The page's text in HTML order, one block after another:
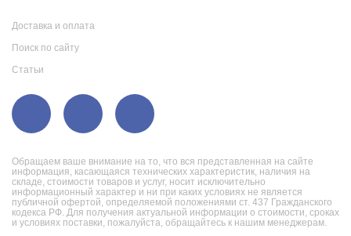
Обращаем ваше внимание на то, что вся представленная на сайте
информация, касающаяся технических характеристик, наличия на
складе, стоимости товаров и услуг, носит исключительно
информационный характер и ни при каких условиях не является
публичной офертой, определяемой положениями ст. 437 Гражданского
кодекса РФ. Для получения актуальной информации о стоимости, сроках
и условиях поставки, пожалуйста, обращайтесь к нашим менеджерам.
Доставка и оплата
Поиск по сайту
Статьи